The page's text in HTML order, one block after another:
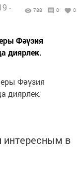
-
788 0 0
Фәүзия
диярлек.
Фәүзия
диярлек.
в